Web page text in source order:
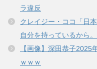
ラ違反
クレイジー・ココ「日
自分を持っているから。
【画像】深田恭子2025
ｗｗｗ